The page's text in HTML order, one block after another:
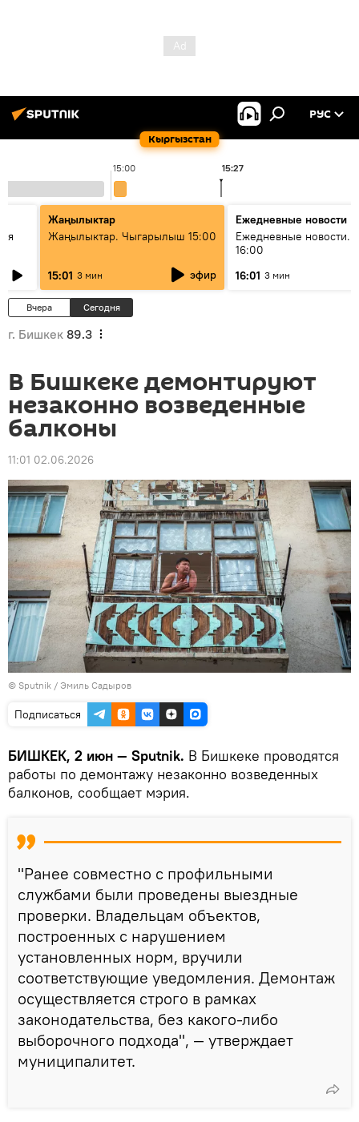
Кыргызстан
РУС
15:00 15:27
Жаңылыктар
Жаңылыктар. Чыгарылыш 15:00
15:01 3 мин эфир
Ежедневные новости
Ежедневные новости.
16:00
16:01 3 мин
Вчера Сегодня
г. Бишкек 89.3
В Бишкеке демонтируют
незаконно возведенные
балконы
11:01 02.06.2026
© Sputnik / Эмиль Садыров
Подписаться
БИШКЕК, 2 июн — Sputnik. В Бишкеке проводятся
работы по демонтажу незаконно возведенных
балконов, сообщает мэрия.
"Ранее совместно с профильными
службами были проведены выездные
проверки. Владельцам объектов,
построенных с нарушением
установленных норм, вручили
соответствующие уведомления. Демонтаж
осуществляется строго в рамках
законодательства, без какого-либо
выборочного подхода", — утверждает
муниципалитет.